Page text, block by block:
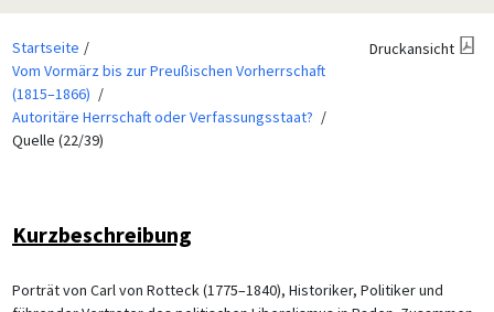
Startseite
Vom Vormärz bis zur Preußischen Vorherrschaft
(1815–1866)
Autoritäre Herrschaft oder Verfassungsstaat?
Quelle (22/39)
Druckansicht
Kurzbeschreibung
Porträt von Carl von Rotteck (1775–1840), Historiker, Politiker und